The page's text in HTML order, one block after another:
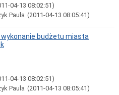
04-13 08:02:51)
Paula (2011-04-13 08:05:41)
wykonanie budżetu miasta
04-13 08:02:51)
Paula (2011-04-13 08:05:41)